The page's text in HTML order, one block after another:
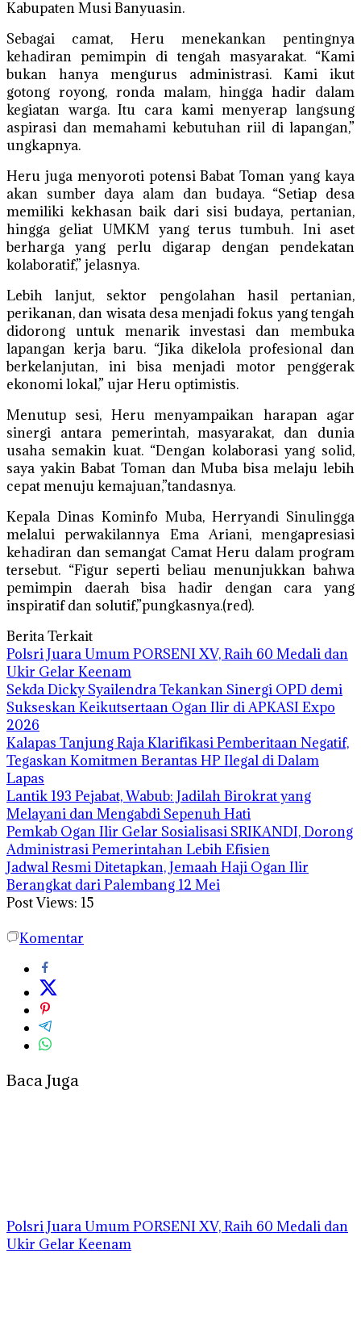
Kabupaten Musi Banyuasin.
Sebagai camat, Heru menekankan pentingnya
kehadiran pemimpin di tengah masyarakat. “Kami
bukan hanya mengurus administrasi. Kami ikut
gotong royong, ronda malam, hingga hadir dalam
kegiatan warga. Itu cara kami menyerap langsung
aspirasi dan memahami kebutuhan riil di lapangan,”
ungkapnya.
Heru juga menyoroti potensi Babat Toman yang kaya
akan sumber daya alam dan budaya. “Setiap desa
memiliki kekhasan baik dari sisi budaya, pertanian,
hingga geliat UMKM yang terus tumbuh. Ini aset
berharga yang perlu digarap dengan pendekatan
kolaboratif,” jelasnya.
Lebih lanjut, sektor pengolahan hasil pertanian,
perikanan, dan wisata desa menjadi fokus yang tengah
didorong untuk menarik investasi dan membuka
lapangan kerja baru. “Jika dikelola profesional dan
berkelanjutan, ini bisa menjadi motor penggerak
ekonomi lokal,” ujar Heru optimistis.
Menutup sesi, Heru menyampaikan harapan agar
sinergi antara pemerintah, masyarakat, dan dunia
usaha semakin kuat. “Dengan kolaborasi yang solid,
saya yakin Babat Toman dan Muba bisa melaju lebih
cepat menuju kemajuan,”tandasnya.
Kepala Dinas Kominfo Muba, Herryandi Sinulingga
melalui perwakilannya Ema Ariani, mengapresiasi
kehadiran dan semangat Camat Heru dalam program
tersebut. “Figur seperti beliau menunjukkan bahwa
pemimpin daerah bisa hadir dengan cara yang
inspiratif dan solutif,”pungkasnya.(red).
Berita Terkait
Polsri Juara Umum PORSENI XV, Raih 60 Medali dan
Ukir Gelar Keenam
Sekda Dicky Syailendra Tekankan Sinergi OPD demi
Sukseskan Keikutsertaan Ogan Ilir di APKASI Expo
2026
Kalapas Tanjung Raja Klarifikasi Pemberitaan Negatif,
Tegaskan Komitmen Berantas HP Ilegal di Dalam
Lapas
Lantik 193 Pejabat, Wabub: Jadilah Birokrat yang
Melayani dan Mengabdi Sepenuh Hati
Pemkab Ogan Ilir Gelar Sosialisasi SRIKANDI, Dorong
Administrasi Pemerintahan Lebih Efisien
Jadwal Resmi Ditetapkan, Jemaah Haji Ogan Ilir
Berangkat dari Palembang 12 Mei
Post Views: 15
Komentar
Baca Juga
Polsri Juara Umum PORSENI XV, Raih 60 Medali dan
Ukir Gelar Keenam